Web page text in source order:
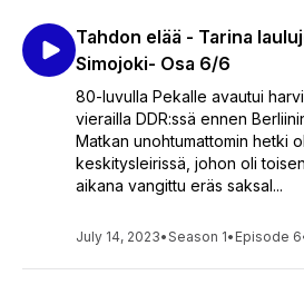
Tahdon elää - Tarina
Simojoki- Osa 6/6
80-luvulla Pekalle avautui
vierailla DDR:ssä ennen
Matkan unohtumattomin hetki
keskitysleirissä, johon oli
aikana vangittu eräs saksal...
July 14, 2023•Season 1• Episode 6